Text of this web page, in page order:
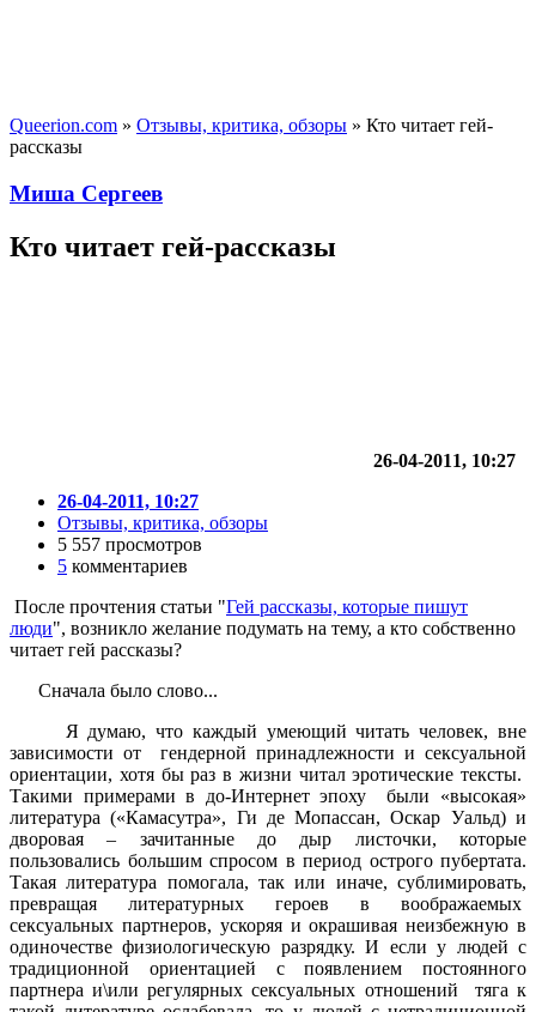
Queerion.com » Отзывы, критика, обзоры » Кто читает гей-
рассказы
Миша Сергеев
Кто читает гей-рассказы
26-04-2011, 10:27
26-04-2011, 10:27
Отзывы, критика, обзоры
5 557 просмотров
5 комментариев
После прочтения статьи "Гей рассказы, которые пишут
люди", возникло желание подумать на тему, а кто собственно
читает гей рассказы?
Сначала было слово...
Я думаю, что каждый умеющий читать человек, вне
зависимости от гендерной принадлежности и сексуальной
ориентации, хотя бы раз в жизни читал эротические тексты.
Такими примерами в до-Интернет эпоху были «высокая»
литература («Камасутра», Ги де Мопассан, Оскар Уальд) и
дворовая – зачитанные до дыр листочки, которые
пользовались большим спросом в период острого пубертата.
Такая литература помогала, так или иначе, сублимировать,
превращая литературных героев в воображаемых
сексуальных партнеров, ускоряя и окрашивая неизбежную в
одиночестве физиологическую разрядку. И если у людей с
традиционной ориентацией с появлением постоянного
партнера и\или регулярных сексуальных отношений тяга к